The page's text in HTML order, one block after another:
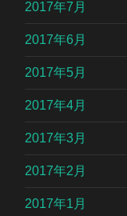
2017年7月
2017年6月
2017年5月
2017年4月
2017年3月
2017年2月
2017年1月